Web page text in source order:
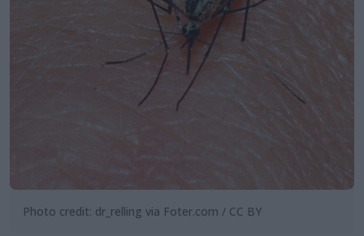
Photo credit: dr_relling via Foter.com / CC BY